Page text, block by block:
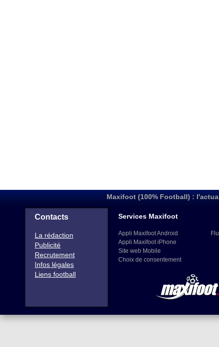
Maxifoot (100% Football) :
Contacts
La rédaction
Publicité
Recrutement
Infos légales
Liens football
Services Maxifoot
Appli Maxifoot Android
Appli Maxifoot iPhone
Site web Mobile
Choix de consentement